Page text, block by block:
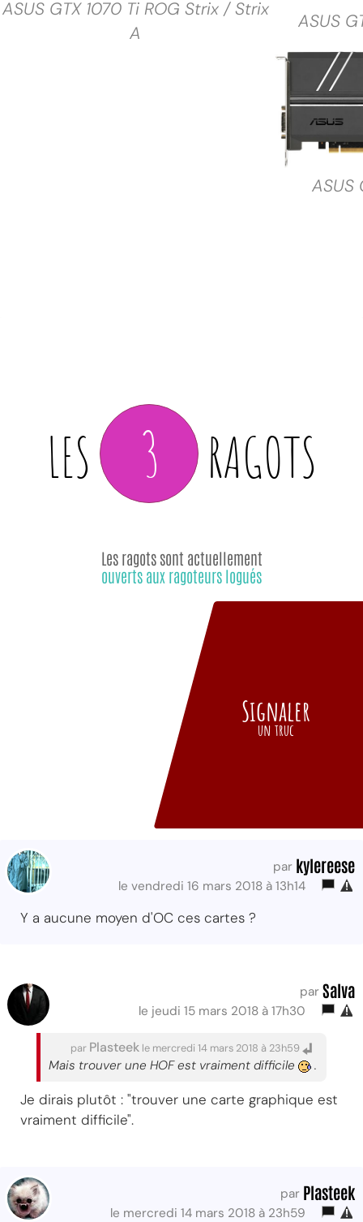
ASUS GTX 1070 Ti ROG Strix / Strix
A
ASUS
ASUS
LES 3 RAGOTS
Les ragots sont actuellement
ouverts aux ragoteurs logués
Signaler
un truc
par kylereese
le vendredi 16 mars 2018 à 13h14
Y a aucune moyen d'OC ces cartes ?
par Salva
le jeudi 15 mars 2018 à 17h30
par Plasteek le mercredi 14 mars 2018 à 23h59
Mais trouver une HOF est vraiment difficile .
Je dirais plutôt : "trouver une carte graphique est
vraiment difficile".
par Plasteek
le mercredi 14 mars 2018 à 23h59